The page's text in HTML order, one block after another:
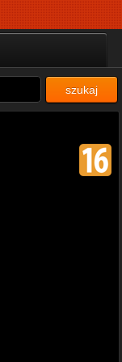
szukaj